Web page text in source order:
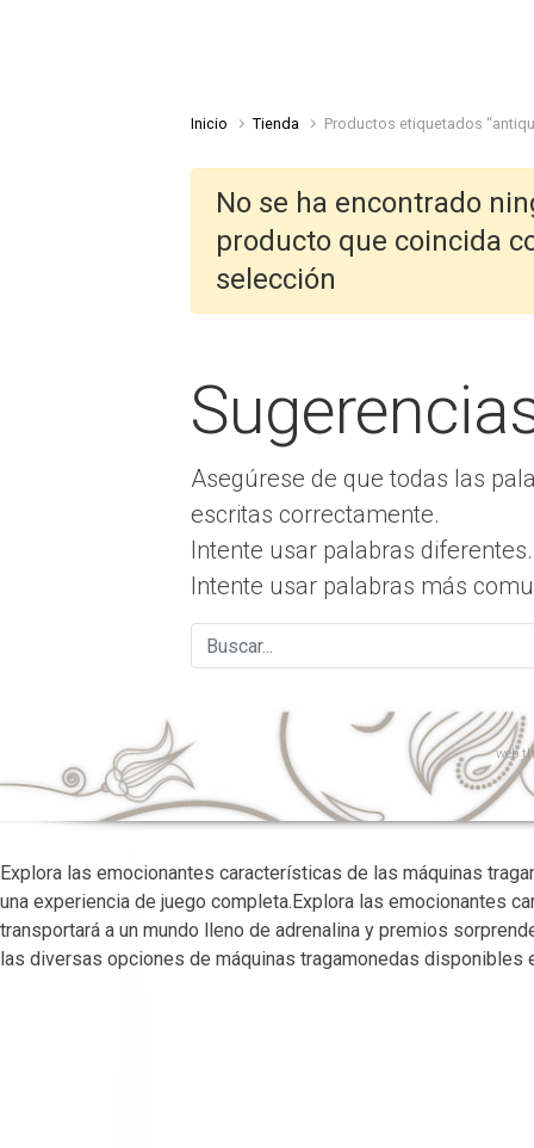
Inicio Tienda Productos etiquetados
No se ha encontrado
producto que coincida
selección
Asegúrese de que todas las
escritas correctamente.
Intente usar palabras diferentes.
Intente usar palabras más
web
Explora las emocionantes características de las máquinas
una experiencia de juego completa.Explora las emocionantes
transportará a un mundo lleno de adrenalina y premios
las diversas opciones de máquinas tragamonedas disponibles